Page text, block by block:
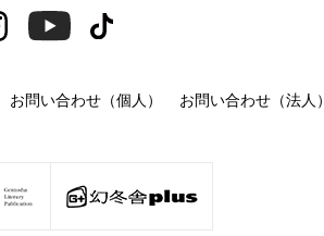
お問い合わせ（個人） お問い合わせ（法人）